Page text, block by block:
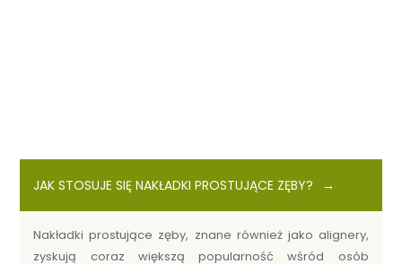
JAK STOSUJE SIĘ NAKŁADKI PROSTUJĄCE ZĘBY?
Nakładki prostujące zęby, znane również jako alignery,
zyskują coraz większą popularność wśród osób